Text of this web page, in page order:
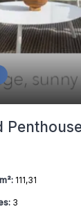
111,31
3